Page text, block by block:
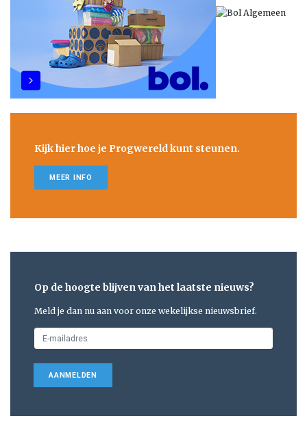
Kijk hier hoe je Progwereld kunt steunen.
MEER INFO
Op de hoogte blijven van het laatste nieuws?
Meld je dan nu aan voor onze wekelijkse nieuwsbrief.
AANMELDEN